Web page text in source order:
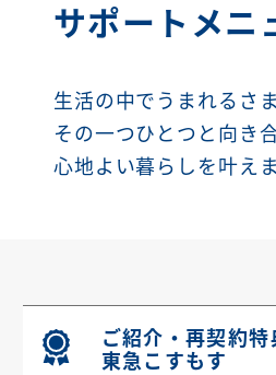
サポートメニ
生活の中でうまれるさ
その一つひとつと向き合
心地よい暮らしを叶えま
ご紹介・再契約特
東急こすもす